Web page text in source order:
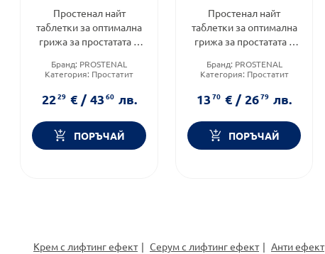
Простенал найт
таблетки за оптимална
грижа за простатата и
Walmark
Бранд: PROSTENAL
Категория: Простатит
таблетки
2229 € / 4360 лв.
ПОРЪЧАЙ
Простенал найт
таблетки за оптимална
грижа за простатата и
Walmark
Бранд: PROSTENAL
Категория: Простатит
1370 € / 2679 лв.
ПОРЪЧАЙ
Крем с лифтинг ефект Серум с лифтинг ефект Анти ефект